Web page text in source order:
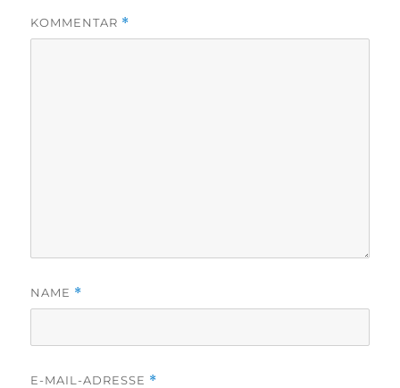
KOMMENTAR *
NAME *
E-MAIL-ADRESSE *